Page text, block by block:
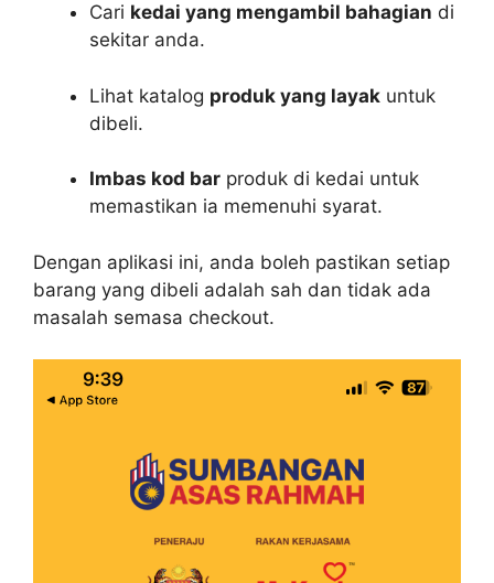
Cari kedai yang mengambil bahagian di
sekitar anda.
Lihat katalog produk yang layak untuk
dibeli.
Imbas kod bar produk di kedai untuk
memastikan ia memenuhi syarat.
Dengan aplikasi ini, anda boleh pastikan setiap
barang yang dibeli adalah sah dan tidak ada
masalah semasa checkout.